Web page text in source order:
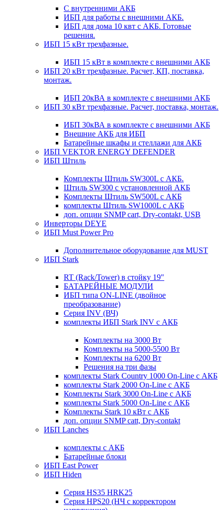
С внутренними АКБ
ИБП для работы с внешними АКБ.
ИБП для дома 10 квт с АКБ. Готовые
решения.
ИБП 15 кВт трехфазные.
ИБП 15 кВт в комплекте с внешними АКБ
ИБП 20 кВт трехфазные. Расчет, КП, поставка,
монтаж.
ИБП 20кВА в комплекте с внешними АКБ
ИБП 30 кВт трехфазные. Расчет, поставка, монтаж.
ИБП 30кВА в комплекте с внешними АКБ
Внешние АКБ для ИБП
Батарейные шкафы и стеллажи для АКБ
ИБП VEKTOR ENERGY DEFENDER
ИБП Штиль
Комплекты Штиль SW300L с АКБ.
Штиль SW300 с установленной АКБ
Комплекты Штиль SW500L с АКБ
комплекты Штиль SW1000L с АКБ
доп. опции SNMP cart, Dry-contakt, USB
Инверторы DEYE
ИБП Must Power Pro
Дополнительное оборудование для MUST
ИБП Stark
RT (Rack/Tower) в стойку 19"
БАТАРЕЙНЫЕ МОДУЛИ
ИБП типа ON-LINE (двойное
преобразование)
Серия INV (ВЧ)
комплекты ИБП Stark INV с АКБ
Комплекты на 3000 Вт
Комплекты на 5000-5500 Вт
Комплекты на 6200 Вт
Решения на три фазы
комплекты Stark Country 1000 On-Line с АКБ
комплекты Stark 2000 On-Line с АКБ
Комплекты Stark 3000 On-Line с АКБ
комплекты Stark 5000 On-Line с АКБ
Комплекты Stark 10 кВт с АКБ
доп. опции SNMP catt, Dry-contakt
ИБП Lanches
комплекты с АКБ
Батарейные блоки
ИБП East Power
ИБП Hiden
Серия HS35 HRK25
Серия HPS20 (НЧ с корректором